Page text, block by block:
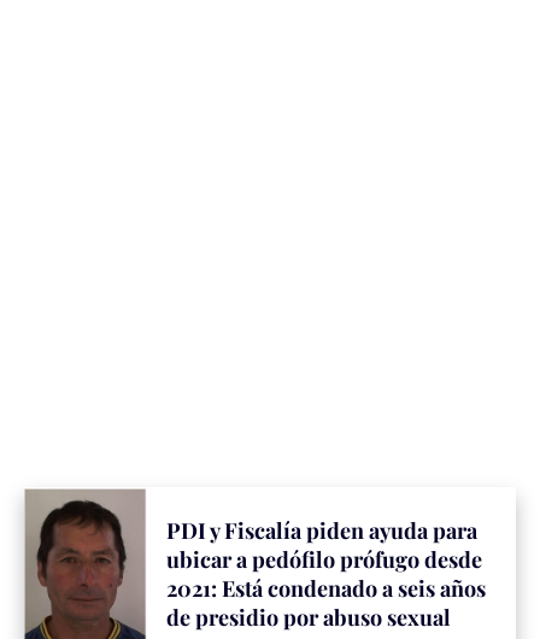
PDI y Fiscalía piden ayuda para
ubicar a pedófilo prófugo desde
2021: Está condenado a seis años
de presidio por abuso sexual